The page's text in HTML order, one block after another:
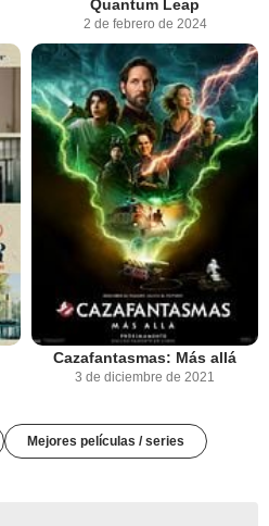
Quantum Leap
2 de febrero de 2024
Cazafantasmas: Más allá
3 de diciembre de 2021
Mejores películas / series